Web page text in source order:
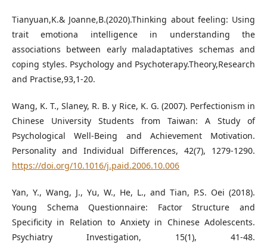
Tianyuan,K.& Joanne,B.(2020).Thinking about feeling: Using
trait emotiona intelligence in understanding the
associations between early maladaptatives schemas and
coping styles. Psychology and Psychoterapy.Theory,Research
and Practise,93,1-20.
Wang, K. T., Slaney, R. B. y Rice, K. G. (2007). Perfectionism in
Chinese University Students from Taiwan: A Study of
Psychological Well-Being and Achievement Motivation.
Personality and Individual Differences, 42(7), 1279-1290.
https://doi.org/10.1016/j.paid.2006.10.006
Yan, Y., Wang, J., Yu, W., He, L., and Tian, P.S. Oei (2018).
Young Schema Questionnaire: Factor Structure and
Specificity in Relation to Anxiety in Chinese Adolescents.
Psychiatry Investigation, 15(1), 41-48.